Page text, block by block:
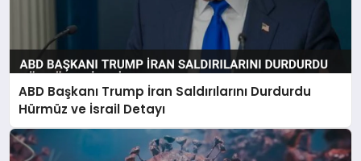
ABD Başkanı Trump İran Saldırılarını Durdurdu
Hürmüz ve İsrail Detayı